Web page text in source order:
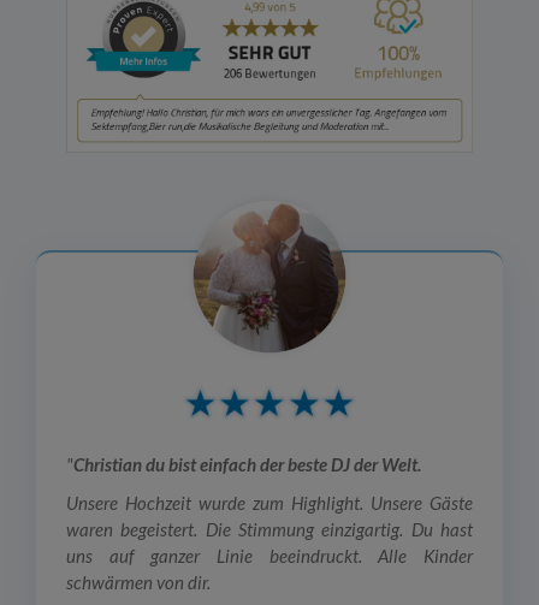
"Christian du bist einfach der beste DJ der Welt.
Unsere Hochzeit wurde zum Highlight. Unsere Gäste
waren begeistert. Die Stimmung einzigartig. Du hast
uns auf ganzer Linie beeindruckt. Alle Kinder
schwärmen von dir.